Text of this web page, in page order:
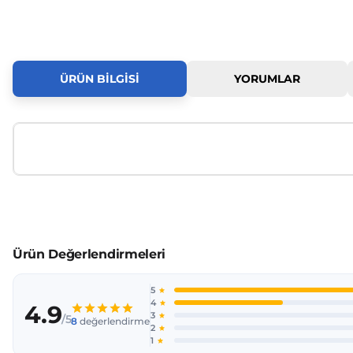
ÜRÜN BILGISI YORUMLAR
Ürün açıklamasında eksik bilgiler bulunuyor.
Ürün bilgilerinde hatalar bulunuyor.
Ürün fiyatı diğer sitelerden daha pahalı.